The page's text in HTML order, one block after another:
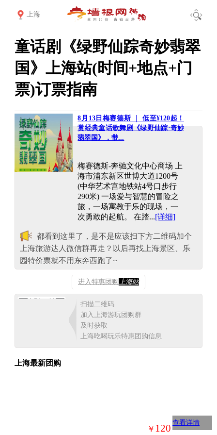
上海
童话剧《绿野仙踪奇妙翡翠
国》上海站(时间+地点+门
票)订票指南
8月13日梅赛德斯 ｜ 低至¥120起！
赏经典童话歌舞剧《绿野仙踪·奇妙
翡翠国》，带...
梅赛德斯-奔驰文化中心商场 上
海市浦东新区世博大道1200号
(中华艺术宫地铁站4号口步行
290米) 一场爱与智慧的冒险之
旅，一场寓教于乐的现场，一
次勇敢的起航。 在踏...[详细]
￥ 120 查看详情
都看到这里了，是不是应该扫下方二维码加个
上海旅游达人微信群再走？以后再找上海景区、乐
园特价票就不用东奔西跑了~
扫描二维码
加入上海游玩团购群
及时获取
上海吃喝玩乐特惠团购信息
进入特惠团购上海站
上海最新团购